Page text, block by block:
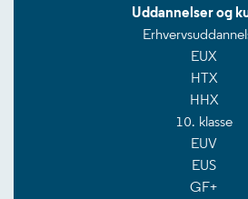
Uddannelser og
EUX
HTX
HHX
10. klasse
EUV
EUS
GF+